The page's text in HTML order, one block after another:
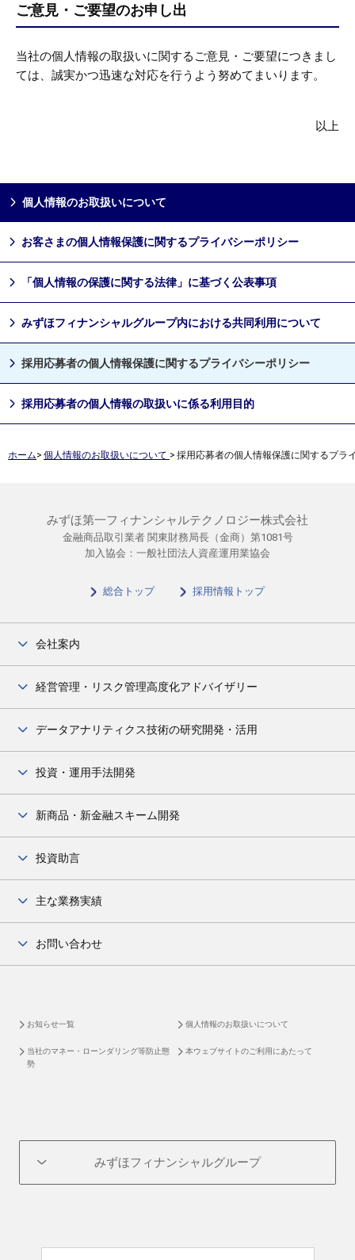
ご意見・ご要望のお申し出
当社の個人情報の取扱いに関するご意見・ご要望につきまし
ては、誠実かつ迅速な対応を行うよう努めてまいります。
以上
個人情報のお取扱いについて
お客さまの個人情報保護に関するプライバシーポリシー
「個⼈情報の保護に関する法律」に基づく公表事項
みずほフィナンシャルグループ内における共同利⽤について
採⽤応募者の個⼈情報保護に関するプライバシーポリシー
採⽤応募者の個⼈情報の取扱いに係る利⽤⽬的
ホーム> 個人情報のお取扱いについて > 採用応募者の個人情報保護に関するプラ
みずほ第一フィナンシャルテクノロジー株式会社
金融商品取引業者 関東財務局長（金商）第1081号
加入協会：一般社団法人資産運用業協会
総合トップ 採用情報トップ
会社案内
会社案内
トップメッセージ
ミッション・ビジョン・バリュー
会社概要
顧問の紹介
経営管理・リスク管理高度化アドバイザリー
市場リスク管理・ALM
信用リスク管理
事業リスク管理
統合リスク管理
データアナリティクス技術の研究開発・活用
データアナリティクス
データ利活用アドバイザリー
投資・運用手法開発
アセットアロケーション
株式
ESG
新商品・新金融スキーム開発
デリバティブズ
証券化
投資助言
投資助言
主な業務実績
主な研究成果
加⼊学会・学術分野における対外活動
お問い合わせ
お知らせ一覧 個人情報のお取扱いについて
当社のマネー・ローンダリング等防止態
勢
本ウェブサイトのご利用にあたって
みずほフィナンシャルグループ